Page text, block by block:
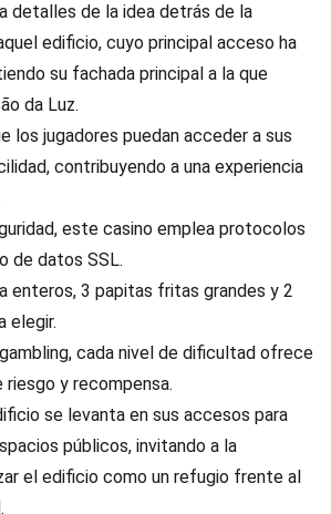
detalles de la idea detrás de la
edificio, cuyo principal acceso ha
su fachada principal a la que
da Luz.
los jugadores puedan acceder a sus
contribuyendo a una experiencia
este casino emplea protocolos
de datos SSL.
enteros, 3 papitas fritas grandes y 2
elegir.
cada nivel de dificultad ofrece
riesgo y recompensa.
se levanta en sus accesos para
públicos, invitando a la
el edificio como un refugio frente al